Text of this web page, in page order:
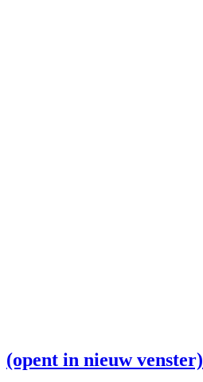
(opent in nieuw venster)